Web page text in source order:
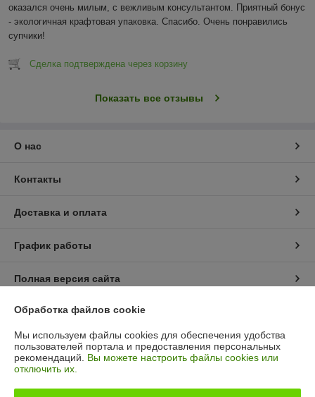
оказался очень милым, с вежливым консультантом. Приятный бонус
- экологичная крафтовая упаковка. Спасибо. Очень понравились
супчики!
Сделка подтверждена через корзину
Показать все отзывы
О нас
Контакты
Доставка и оплата
График работы
Полная версия сайта
Политика обработки cookies
Сайт создан на платформе Deal.by
Обработка файлов cookie
Мы используем файлы cookies для обеспечения удобства
пользователей портала и предоставления персональных
рекомендаций. Вы можете настроить файлы cookies или
отключить их.